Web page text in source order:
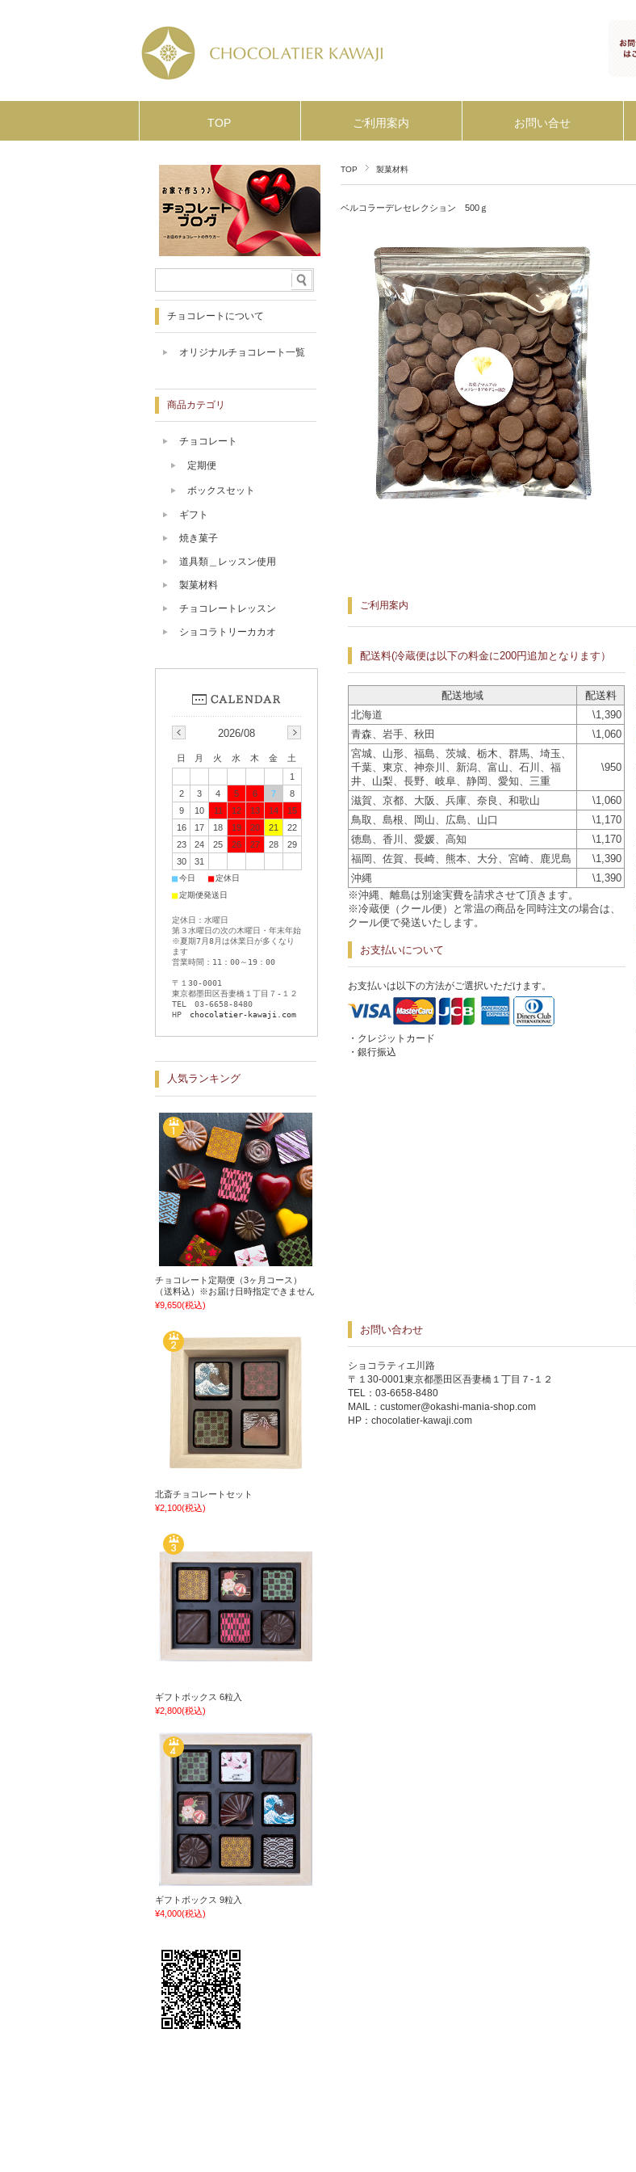
TOP ご利用案内 お問い合せ
TOP 製菓材料
ベルコラーデレセレクション 500ｇ
ご利用案内
配送料(冷蔵便は以下の料金に200円追加となります）
配送地域
配送料
北海道
\1,390
青森、岩手、秋田
\1,060
宮城、山形、福島、茨城、栃木、群馬、埼玉、
千葉、東京、神奈川、新潟、富山、石川、福
井、山梨、長野、岐阜、静岡、愛知、三重
\950
滋賀、京都、大阪、兵庫、奈良、和歌山
\1,060
鳥取、島根、岡山、広島、山口
\1,170
徳島、香川、愛媛、高知
\1,170
福岡、佐賀、長崎、熊本、大分、宮崎、鹿児島
\1,390
沖縄
\1,390
※沖縄、離島は別途実費を請求させて頂きます。
※冷蔵便（クール便）と常温の商品を同時注文の場合は、
クール便で発送いたします。
お支払いについて
お支払いは以下の方法がご選択いただけます。
・クレジットカード
・銀行振込
お問い合わせ
ショコラティエ川路
〒１30-0001東京都墨田区吾妻橋１丁目７-１２
TEL：03-6658-8480
MAIL： customer@okashi-mania-shop.com
HP： chocolatier-kawaji.com
チョコレートについて
オリジナルチョコレート一覧
商品カテゴリ
チョコレート
定期便
ボックスセット
ギフト
焼き菓子
道具類＿レッスン使用
製菓材料
チョコレートレッスン
ショコラトリーカカオ
2026/08
日 月 火 水 木 金
土
1
2
3 4 5 6 7
8
9
10 11 12 13 14
15
16
17 18 19 20 21
22
23
24 25 26 27 28
29
30
31
■今日 ■定休日
■定期便発送日
定休日：水曜日
第３水曜日の次の木曜日・年末年始
※夏期7月8月は休業日が多くなり
ます
営業時間：11：00～19：00
〒１30-0001
東京都墨田区吾妻橋１丁目７-１２
TEL 03-6658-8480
HP chocolatier-kawaji.com
人気ランキング
チョコレート定期便（3ヶ月コース）
（送料込）※お届け日時指定できません
¥9,650(税込)
北斎チョコレートセット
¥2,100(税込)
ギフトボックス 6粒入
¥2,800(税込)
ギフトボックス 9粒入
¥4,000(税込)